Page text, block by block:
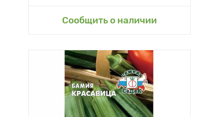
Сообщить о наличии